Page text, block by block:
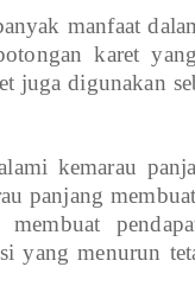
manfaat
karet
juga digunakan
kemarau
panjang
yang menurun